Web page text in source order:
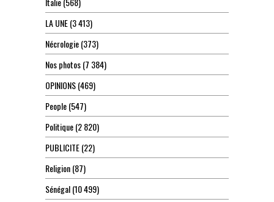
LA UNE(3 413)
Nécrologie(373)
Nos photos(7 384)
OPINIONS(469)
People(547)
Politique(2 820)
PUBLICITE(22)
Religion(87)
Sénégal(10 499)